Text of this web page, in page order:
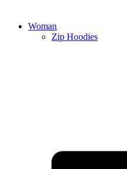
Woman
Zip Hoodies